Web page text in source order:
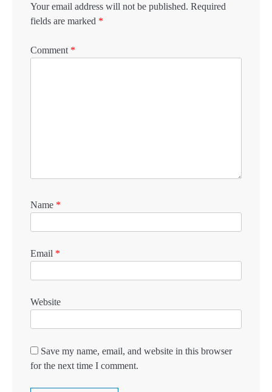
Your email address will not be published. Required
fields are marked *
Comment *
Name *
Email *
Website
Save my name, email, and website in this browser
for the next time I comment.